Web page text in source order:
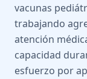
vacunas
trabajando
atención
capacidad
esfuerzo por